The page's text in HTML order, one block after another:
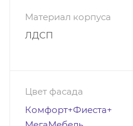
дополнительную оплату
фасад одинакового
Материал корпуса
ЛДСП
Цвет фасада
Комфорт+Фиеста+